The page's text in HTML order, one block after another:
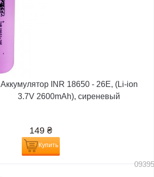
Аккумулятор INR 18650 - 26E, (Li-ion
3.7V 2600mAh), сиреневый
149 ₴
Купить